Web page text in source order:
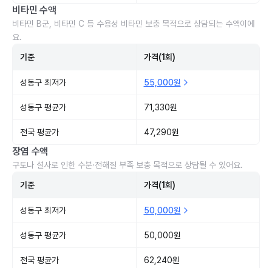
비타민 수액
비타민 B군, 비타민 C 등 수용성 비타민 보충 목적으로 상담되는 수액이에
요.
기준 가격(1회)
성동구 최저가 55,000원
성동구 평균가 71,330원
전국 평균가 47,290원
장염 수액
구토나 설사로 인한 수분·전해질 부족 보충 목적으로 상담될 수 있어요.
기준 가격(1회)
성동구 최저가 50,000원
성동구 평균가 50,000원
전국 평균가 62,240원